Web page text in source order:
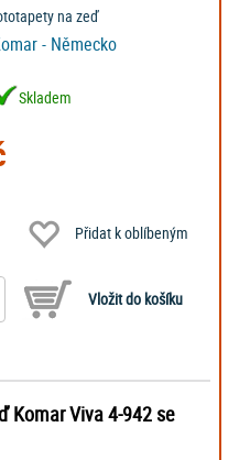
na zeď
- Německo
Skladem
Přidat k oblíbeným
Komar Viva 4-942 se